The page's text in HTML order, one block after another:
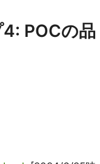
POCの品